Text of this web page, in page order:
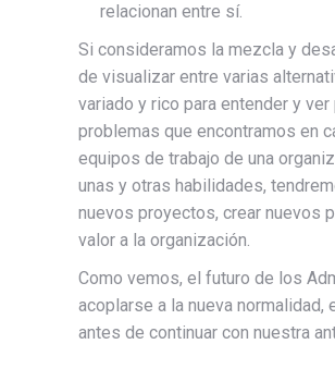
relacionan entre sí.
Si consideramos la mezcla y
de visualizar entre varias
variado y rico para entender y
problemas que encontramos en
equipos de trabajo de una
unas y otras habilidades,
nuevos proyectos, crear nuevos
valor a la organización.
Como vemos, el futuro de los
acoplarse a la nueva
antes de continuar con nuestra